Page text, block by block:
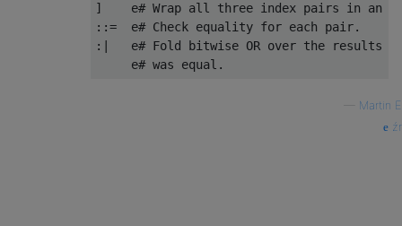
]    e# Wrap all three index pairs in an
::=  e# Check equality for each pair.
:|   e# Fold bitwise OR over the results
Martin